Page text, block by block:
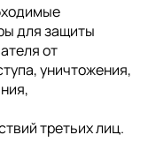
для защиты
от
уничтожения,
третьих лиц.